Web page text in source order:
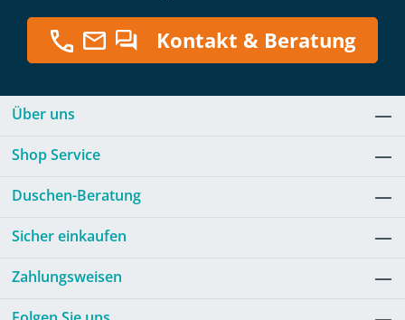
Kontakt & Beratung
Über uns
Shop Service
Duschen-Beratung
Sicher einkaufen
Zahlungsweisen